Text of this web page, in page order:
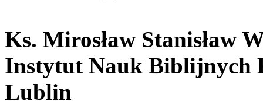
Ks. Mirosław Stanisław
Instytut Nauk Biblijnych
Lublin